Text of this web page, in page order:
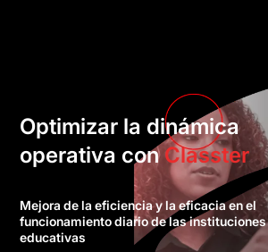
Optimizar la dinámica
operativa conClasster
Mejora de la eficiencia y la eficacia en el
funcionamiento diario de las instituciones
educativas